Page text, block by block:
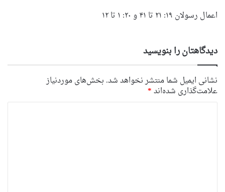
اعمال رسولان ۱۹: ۲۱ تا ۴۱ و ۲۰: ۱ تا ۱۲
دیدگاهتان را بنویسید
نشانی ایمیل شما منتشر نخواهد شد. بخش‌های موردنیاز
علامت‌گذاری شده‌اند*